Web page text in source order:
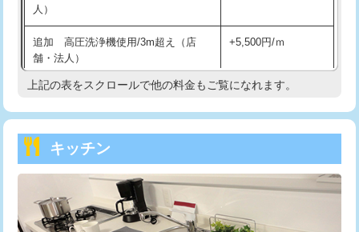
持込商品取付（混合水栓）
持込商品取付（浄水器・分岐水栓） 16,500円
持込商品取付（温水洗浄便座） 22,000円
持込商品取付（普通便座⇔温水洗浄便
22,000円
給水管工事※（ホール加工)
給水管工事※（バンド止め) 3,300円
給水管工事※（支持金具設置) 5,500円
人）
追加 高圧洗浄機使用/3m超え（店
舗・法人）
+5,500円/ｍ
高度高圧洗浄換 現地調査
トーラー機使用/3mまで
追加トーラー機使用/3m超え +3,300円
カメラ調査 33,000円
上記の表をスクロールで他の料金もご覧になれます。
キッチン